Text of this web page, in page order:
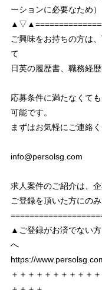
ーションに必要なため）
ご興味をお持ちの方は
て
日英の履歴書、職務経
応募条件に満たなくて
可能です。
まずはお気軽にご連絡く
info@persolsg.com
求人案件のご紹介は、企
ご登録を頂いた方にの
▲ご登録がお済でない
へ
https://
＋＋＋＋＋＋＋＋＋＋